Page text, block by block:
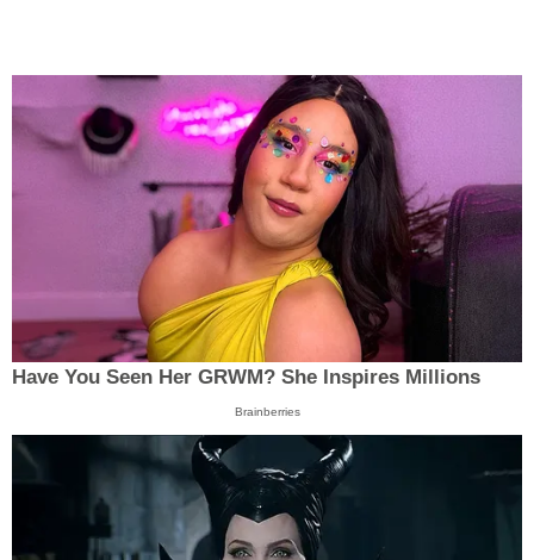
Have You Seen Her GRWM? She Inspires Millions
Brainberries